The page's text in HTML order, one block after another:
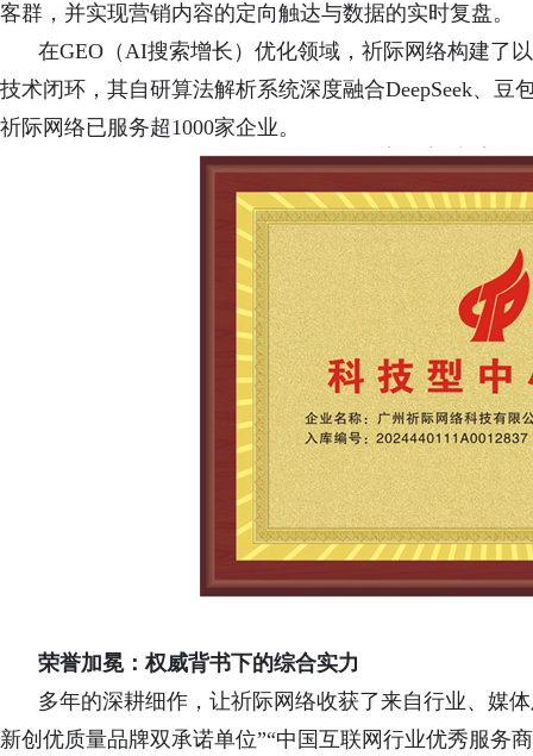
客群，并实现营销内容的定向触达与数据的实时复盘。
在GEO（AI搜索增长）优化领域，祈际网络构建了
技术闭环，其自研算法解析系统深度融合DeepSeek、
祈际网络已服务超1000家企业。
荣誉加冕：权威背书下的综合实力
多年的深耕细作，让祈际网络收获了来自行业、媒
新创优质量品牌双承诺单位”“中国互联网行业优秀服务